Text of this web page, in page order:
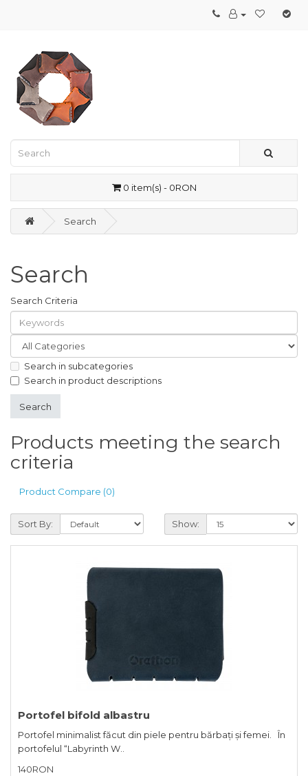
0 item(s) - 0RON
Search
Search
Search Criteria
Search in subcategories
Search in product descriptions
Products meeting the search
criteria
Product Compare (0)
Sort By: Show:
Portofel bifold albastru
Portofel minimalist făcut din piele pentru bărbați și femei. În
portofelul “Labyrinth W..
140RON